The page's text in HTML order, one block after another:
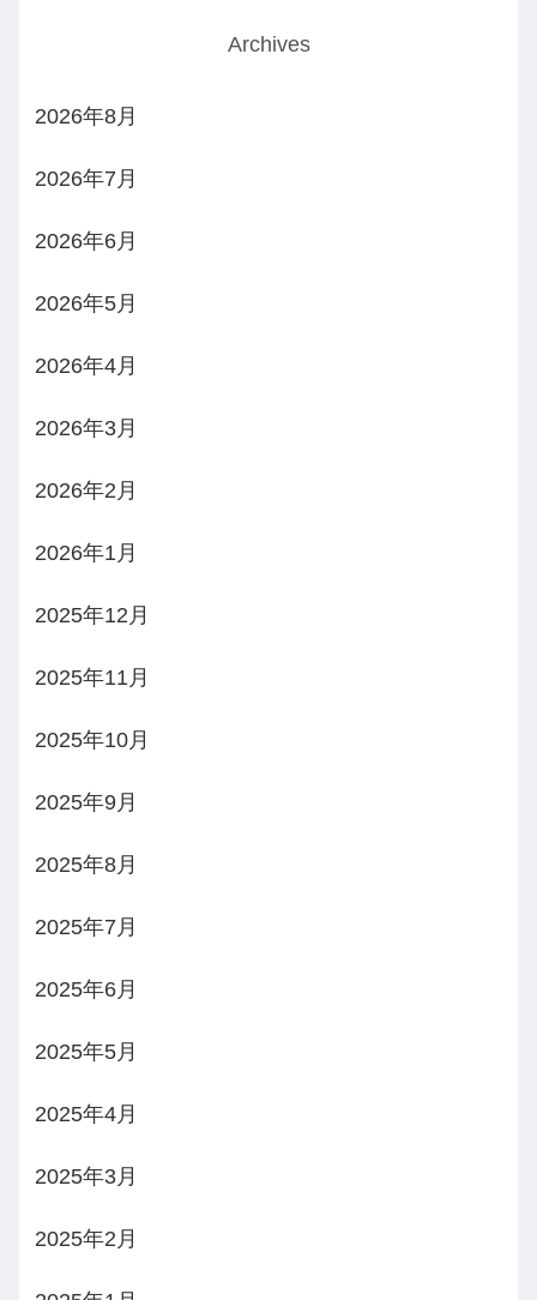
Archives
2026年8月
2026年7月
2026年6月
2026年5月
2026年4月
2026年3月
2026年2月
2026年1月
2025年12月
2025年11月
2025年10月
2025年9月
2025年8月
2025年7月
2025年6月
2025年5月
2025年4月
2025年3月
2025年2月